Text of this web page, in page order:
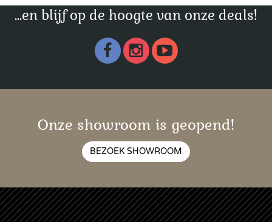
...en blijf op de hoogte van onze deals!
Onze showroom is geopend!
BEZOEK SHOWROOM